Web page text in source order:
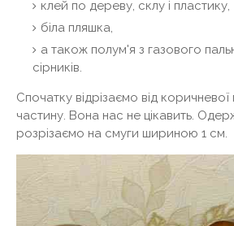
клей по дереву, склу і пластику,
біла пляшка,
а також полум'я з газового
сірників.
Спочатку відрізаємо від
частину. Вона нас не цікавить.
розрізаємо на смуги шириною 1 см.